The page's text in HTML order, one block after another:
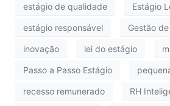
estágio de qualidade Estágio
estágio responsável Gestão
inovação lei do estágio
Passo a Passo Estágio
recesso remunerado RH